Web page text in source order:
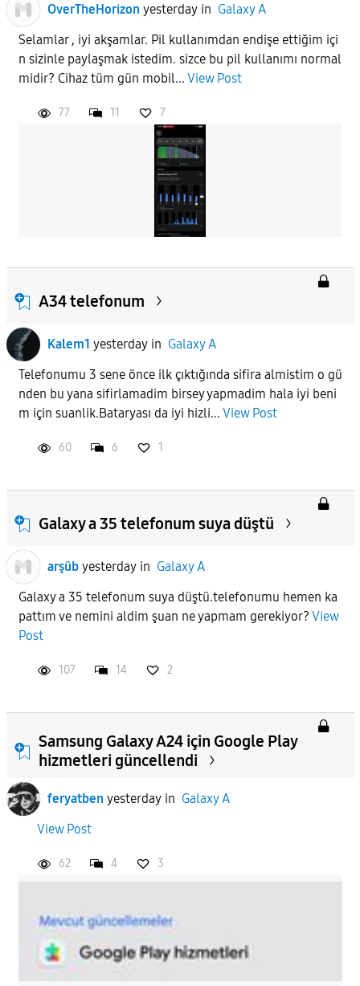
OverTheHorizon yesterdayin Galaxy A
Selamlar , iyi akşamlar. Pil kullanımdan endişe ettiğim içi
n sizinle paylaşmak istedim. sizce bu pil kullanımı normal
midir? Cihaz tüm gün mobil... View Post
77 11 7
A34 telefonum
Kalem1 yesterdayin Galaxy A
Telefonumu 3 sene önce ilk çıktığında sifira almistim o gü
nden bu yana sifirlamadim birsey yapmadim hala iyi beni
m için suanlik.Bataryası da iyi hizli... View Post
60 6 1
Galaxy a 35 telefonum suya düştü
arşüb yesterdayin Galaxy A
Galaxy a 35 telefonum suya düştü.telefonumu hemen ka
pattım ve nemini aldim şuan ne yapmam gerekiyor? View
Post
107 14 2
Samsung Galaxy A24 için Google Play
hizmetleri güncellendi
feryatben yesterdayin Galaxy A
View Post
62 4 3